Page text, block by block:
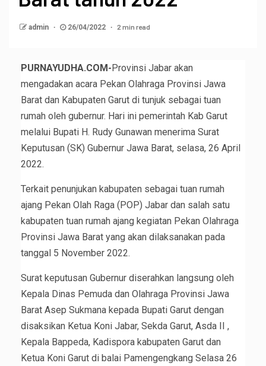
admin 26/04/2022 2 min read
PURNAYUDHA.COM-Provinsi Jabar akan
mengadakan acara Pekan Olahraga Provinsi Jawa
Barat dan Kabupaten Garut di tunjuk sebagai tuan
rumah oleh gubernur. Hari ini pemerintah Kab Garut
melalui Bupati H. Rudy Gunawan menerima Surat
Keputusan (SK) Gubernur Jawa Barat, selasa, 26 April
2022.
Terkait penunjukan kabupaten sebagai tuan rumah
ajang Pekan Olah Raga (POP) Jabar dan salah satu
kabupaten tuan rumah ajang kegiatan Pekan Olahraga
Provinsi Jawa Barat yang akan dilaksanakan pada
tanggal 5 November 2022.
Surat keputusan Gubernur diserahkan langsung oleh
Kepala Dinas Pemuda dan Olahraga Provinsi Jawa
Barat Asep Sukmana kepada Bupati Garut dengan
disaksikan Ketua Koni Jabar, Sekda Garut, Asda II ,
Kepala Bappeda, Kadispora kabupaten Garut dan
Ketua Koni Garut di balai Pamengengkang Selasa 26